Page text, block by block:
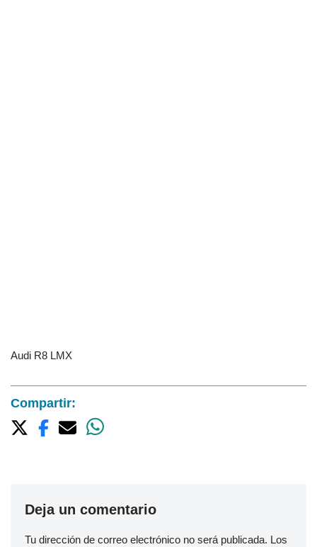
Audi R8 LMX
Compartir:
Deja un comentario
Tu dirección de correo electrónico no será publicada. Los